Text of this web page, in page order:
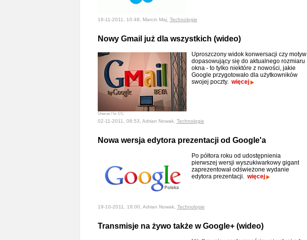
18-11-2011, 10:48, Marcin Maj, Technologie
Nowy Gmail już dla wszystkich (wideo)
Oneras / lic CC
Uproszczony widok konwersacji czy motyw
dopasowujący się do aktualnego rozmiaru
okna - to tylko niektóre z nowości, jakie
Google przygotowało dla użytkowników
swojej poczty. więcej
02-11-2011, 08:53, Adrian Nowak, Technologie
Nowa wersja edytora prezentacji od Google'a
Po półtora roku od udostępnienia
pierwszej wersji wyszukiwarkowy gigant
zaprezentował odświeżone wydanie
edytora prezentacji. więcej
19-10-2011, 18:00, Adrian Nowak, Technologie
Transmisje na żywo także w Google+ (wideo)